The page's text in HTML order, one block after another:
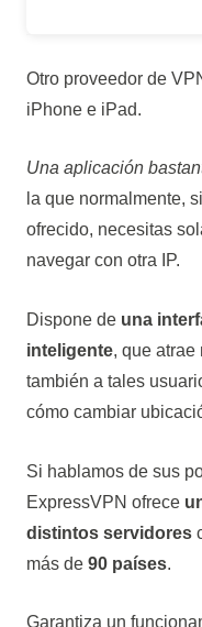
Otro proveedor de
iPhone e iPad.
Una aplicación
la que normalmente,
ofrecido, necesitas
navegar con otra IP.
Dispone de una
inteligente, que atrae
también a tales
cómo cambiar
Si hablamos de sus
ExpressVPN ofrece
distintos servidores
más de 90 países.
Garantiza un